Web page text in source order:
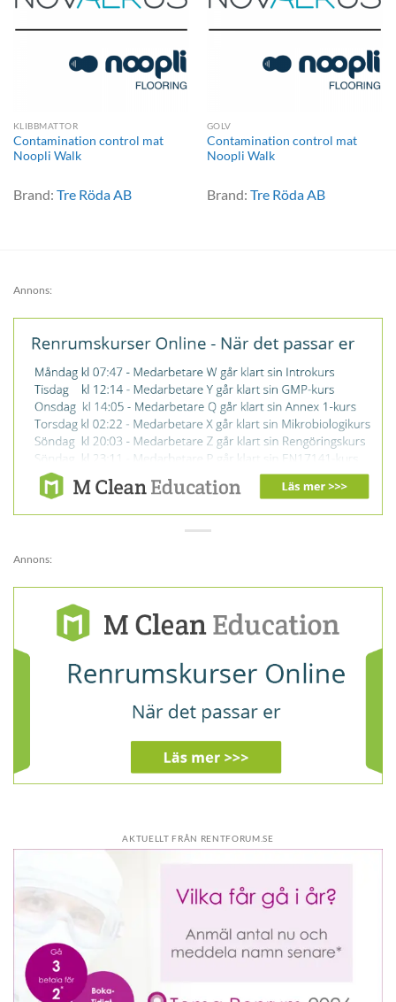
KLIBBMATTOR
Contamination control mat
Noopli Walk
Brand: Tre Röda AB
GOLV
Contamination control mat
Noopli Walk
Brand: Tre Röda AB
Annons:
Annons:
AKTUELLT FRÅN RENTFORUM.SE